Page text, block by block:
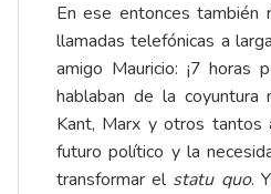
En ese entonces también
llamadas telefónicas a
amigo Mauricio: ¡7 horas
hablaban de la coyuntura
Kant, Marx y otros tantos
futuro político y la
transformar el statu quo.